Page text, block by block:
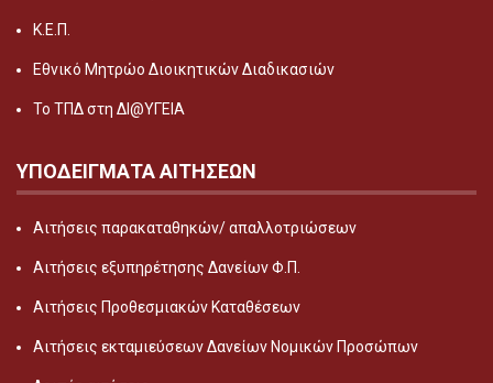
Κ.Ε.Π.
Εθνικό Μητρώο Διοικητικών Διαδικασιών
Το ΤΠΔ στη ΔΙ@ΥΓΕΙΑ
ΥΠΟΔΕΙΓΜΑΤΑ ΑΙΤΗΣΕΩΝ
Αιτήσεις παρακαταθηκών/ απαλλοτριώσεων
Αιτήσεις εξυπηρέτησης Δανείων Φ.Π.
Αιτήσεις Προθεσμιακών Καταθέσεων
Αιτήσεις εκταμιεύσεων Δανείων Νομικών Προσώπων